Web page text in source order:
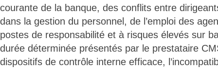
courante de la banque, des conflits entre
dans la gestion du personnel, de l’emploi des
postes de responsabilité et à risques élevés sur
durée déterminée présentés par le prestataire
dispositifs de contrôle interne efficace,